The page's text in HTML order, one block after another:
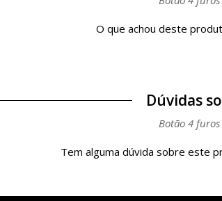
O que achou deste
Dúvidas
Botão 4
Tem alguma dúvida sobre este